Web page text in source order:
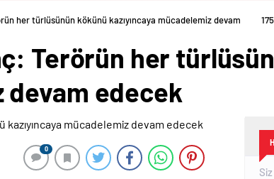
her türlüsünün kökünü kazıyıncaya mücadelemiz devam
Terörün her
devam edecek
0